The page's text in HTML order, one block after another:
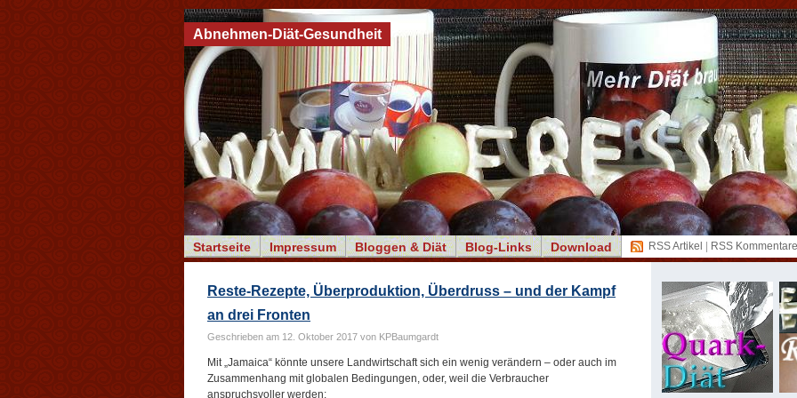
Startseite Impressum Bloggen & Diät Blog-Links Download RSS Artikel RSS Kommentare
Abnehmen-Diät-Gesundheit
Reste-Rezepte, Überproduktion, Überdruss – und der Kampf
an drei Fronten
Geschrieben am 12. Oktober 2017 von KPBaumgardt
Mit „Jamaica“ könnte unsere Landwirtschaft sich ein wenig verändern – oder auch im
Zusammenhang mit globalen Bedingungen, oder, weil die Verbraucher
anspruchsvoller werden: